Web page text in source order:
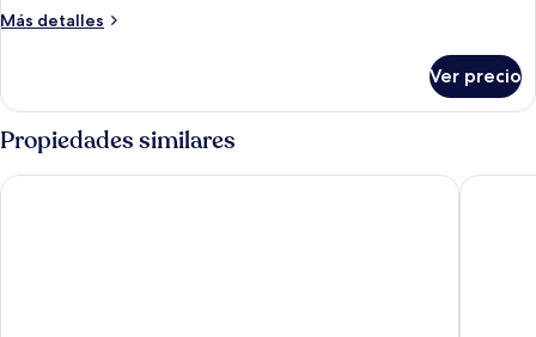
SEA
VIEW
Más detalles
Más
SEA
Ver precio
Propiedades similares
Hotel El Vicenç de la Mar - Adults Only (+12) Inturotel